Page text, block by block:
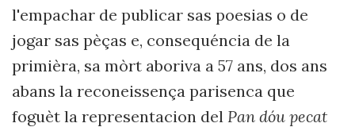
l'empachar de publicar sas poesias o de
jogar sas pèças e, consequéncia de la
primièra, sa mòrt aboriva a 57 ans, dos ans
abans la reconeissença parisenca que
foguèt la representacion del Pan dóu pecat